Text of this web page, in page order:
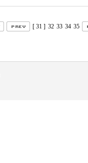
[ 31 ] 32 33 34 35